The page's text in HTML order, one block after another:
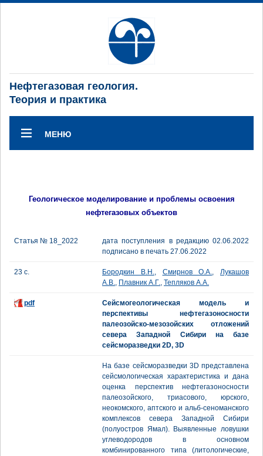
Нефтегазовая геология.
Теория и практика
МЕНЮ
Геологическое моделирование и проблемы освоения
нефтегазовых объектов
Статья № 18_2022
дата поступления в редакцию 02.06.2022
подписано в печать 27.06.2022
23 с. Бородкин В.Н., Смирнов О.А., Лукашов
А.В., Плавник А.Г., Тепляков А.А.
pdf
Сейсмогеологическая модель и
перспективы нефтегазоносности
палеозойско-мезозойских отложений
севера Западной Сибири на базе
сейсморазведки 2D, 3D
На базе сейсморазведки 3D представлена
сейсмологическая характеристика и дана
оценка перспектив нефтегазоносности
палеозойского, триасового, юрского,
неокомского, аптского и альб-сеноманского
комплексов севера Западной Сибири
(полуостров Ямал). Выявленные ловушки
углеводородов в основном
комбинированного типа (литологические,